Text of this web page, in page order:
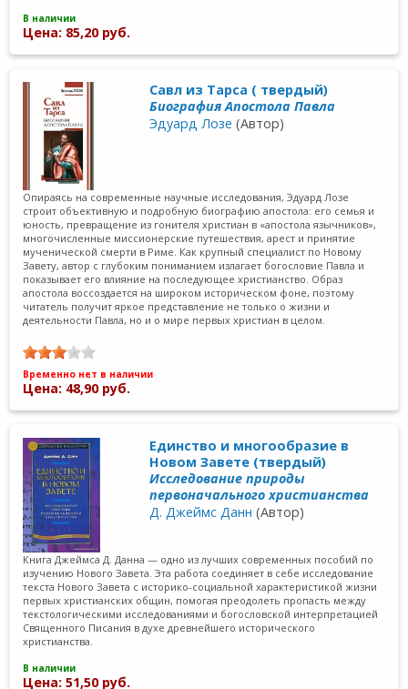
В наличии
Цена: 85,20 руб.
Савл из Тарса ( твердый)
Биография Апостола Павла
Эдуард Лозе (Автор)
Опираясь на современные научные исследования, Эдуард Лозе
строит объективную и подробную биографию апостола: его семья и
юность, превращение из гонителя христиан в «апостола язычников»,
многочисленные миссионерские путешествия, арест и принятие
мученической смерти в Риме. Как крупный специалист по Новому
Завету, автор с глубоким пониманием излагает богословие Павла и
показывает его влияние на последующее христианство. Образ
апостола воссоздается на широком историческом фоне, поэтому
читатель получит яркое представление не только о жизни и
деятельности Павла, но и о мире первых христиан в целом.
Временно нет в наличии
Цена: 48,90 руб.
Единство и многообразие в
Новом Завете (твердый)
Исследование природы
первоначального христианства
Д. Джеймс Данн (Автор)
Книга Джеймса Д. Данна — одно из лучших современных пособий по
изучению Нового Завета. Эта работа соединяет в себе исследование
текста Нового Завета с историко-социальной характеристикой жизни
первых христианских общин, помогая преодолеть пропасть между
текстологическими исследованиями и богословской интерпретацией
Священного Писания в духе древнейшего исторического
христианства.
В наличии
Цена: 51,50 руб.